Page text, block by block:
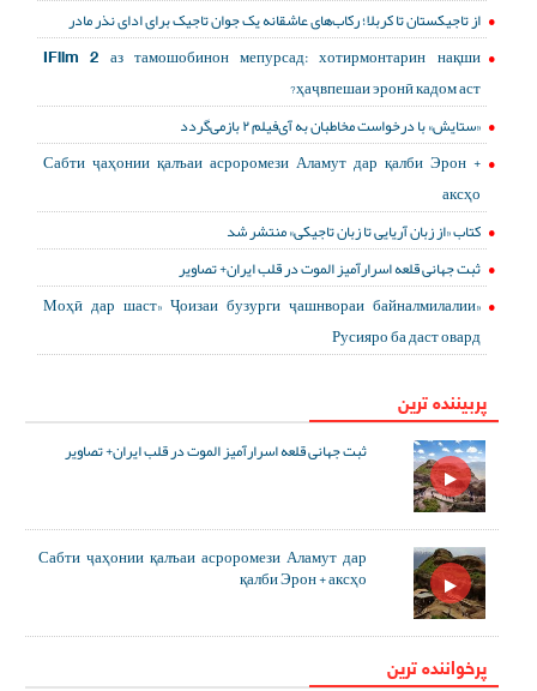
از تاجیکستان تا کربلا؛ رکاب‌های عاشقانه یک جوان تاجیک برای ادای نذر مادر
IFilm 2 аз тамошобинон мепурсад: хотирмонтарин нақши
ҳаҷвпешаи эронӣ кадом аст?
«ستایش» با درخواست مخاطبان به آی‌فیلم ۲ بازمی‌گردد
Сабти ҷаҳонии қалъаи асроромези Аламут дар қалби Эрон +
аксҳо
کتاب «از زبان آریایی تا زبان تاجیکی» منتشر شد
ثبت جهانی قلعه اسرارآمیز الموت در قلب ایران+ تصاویر
«Моҳӣ дар шаст» Ҷоизаи бузурги ҷашнвораи байналмилалии
Русияро ба даст овард
پربیننده ترین
ثبت جهانی قلعه اسرارآمیز الموت در قلب ایران+ تصاویر
Сабти ҷаҳонии қалъаи асроромези Аламут дар
қалби Эрон + аксҳо
پرخواننده ترین